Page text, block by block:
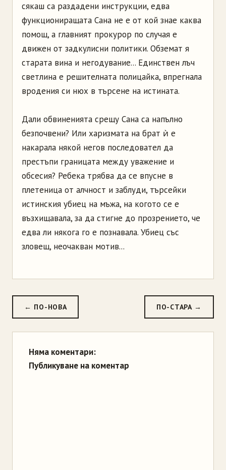
сякаш са раздадени инструкции, едва
функциониращата Сана не е от кой знае каква
помощ, а главният прокурор по случая е
движен от задкулисни политики. Обземат я
старата вина и негодувание... Единствен лъч
светлина е решителната полицайка, впрегнала
вродения си нюх в търсене на истината.
Дали обвиненията срещу Сана са напълно
безпочвени? Или харизмата на брат ѝ е
накарала някой негов последовател да
престъпи границата между уважение и
обсесия? Ребека трябва да се впусне в
плетеница от алчност и заблуди, търсейки
истинския убиец на мъжа, на когото се е
възхищавала, за да стигне до прозрението, че
едва ли някога го е познавала. Убиец със
зловещ, неочакван мотив...
← ПО-НОВА ПО-СТАРА →
Няма коментари:
Публикуване на коментар